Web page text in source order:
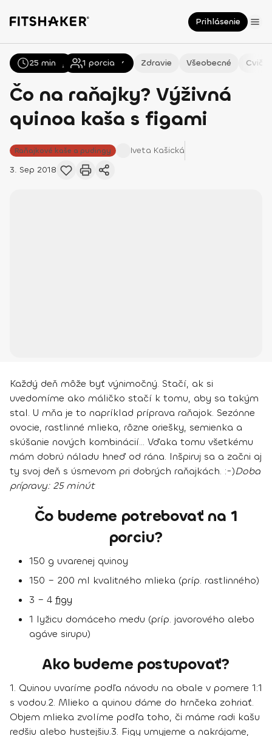
Prihlásenie
Všetky Recepty Zdravie Všeobecné
Čo na raňajky? Výživná
quinoa kaša s figami
Raňajkové kaše a pudingy Iveta Kašická
3. Sep 2018
25 min 1 porcia
Každý deň môže byť výnimočný. Stačí, ak si
uvedomíme ako máličko stačí k tomu, aby sa takým
stal. U mňa je to napríklad príprava raňajok. Sezónne
ovocie, rastlinné mlieka, rôzne oriešky, semienka a
skúšanie nových kombinácií... Vďaka tomu všetkému
mám dobrú náladu hneď od rána. Inšpiruj sa a začni aj
ty svoj deň s úsmevom pri dobrých raňajkách. :-)Doba
prípravy:25 minút
Čo budeme potrebovať na 1
porciu?
150 g uvarenej quinoy
150 – 200 ml kvalitného mlieka (príp. rastlinného)
3 – 4 figy
1 lyžicu domáceho medu (príp. javorového alebo
agáve sirupu)
Ako budeme postupovať?
1. Quinou uvaríme podľa návodu na obale v pomere 1:1
s vodou.2. Mlieko a quinou dáme do hrnčeka zohriať.
Objem mlieka zvolíme podľa toho, či máme radi kašu
redšiu alebo hustejšiu.3. Figy umyjeme a nakrájame,